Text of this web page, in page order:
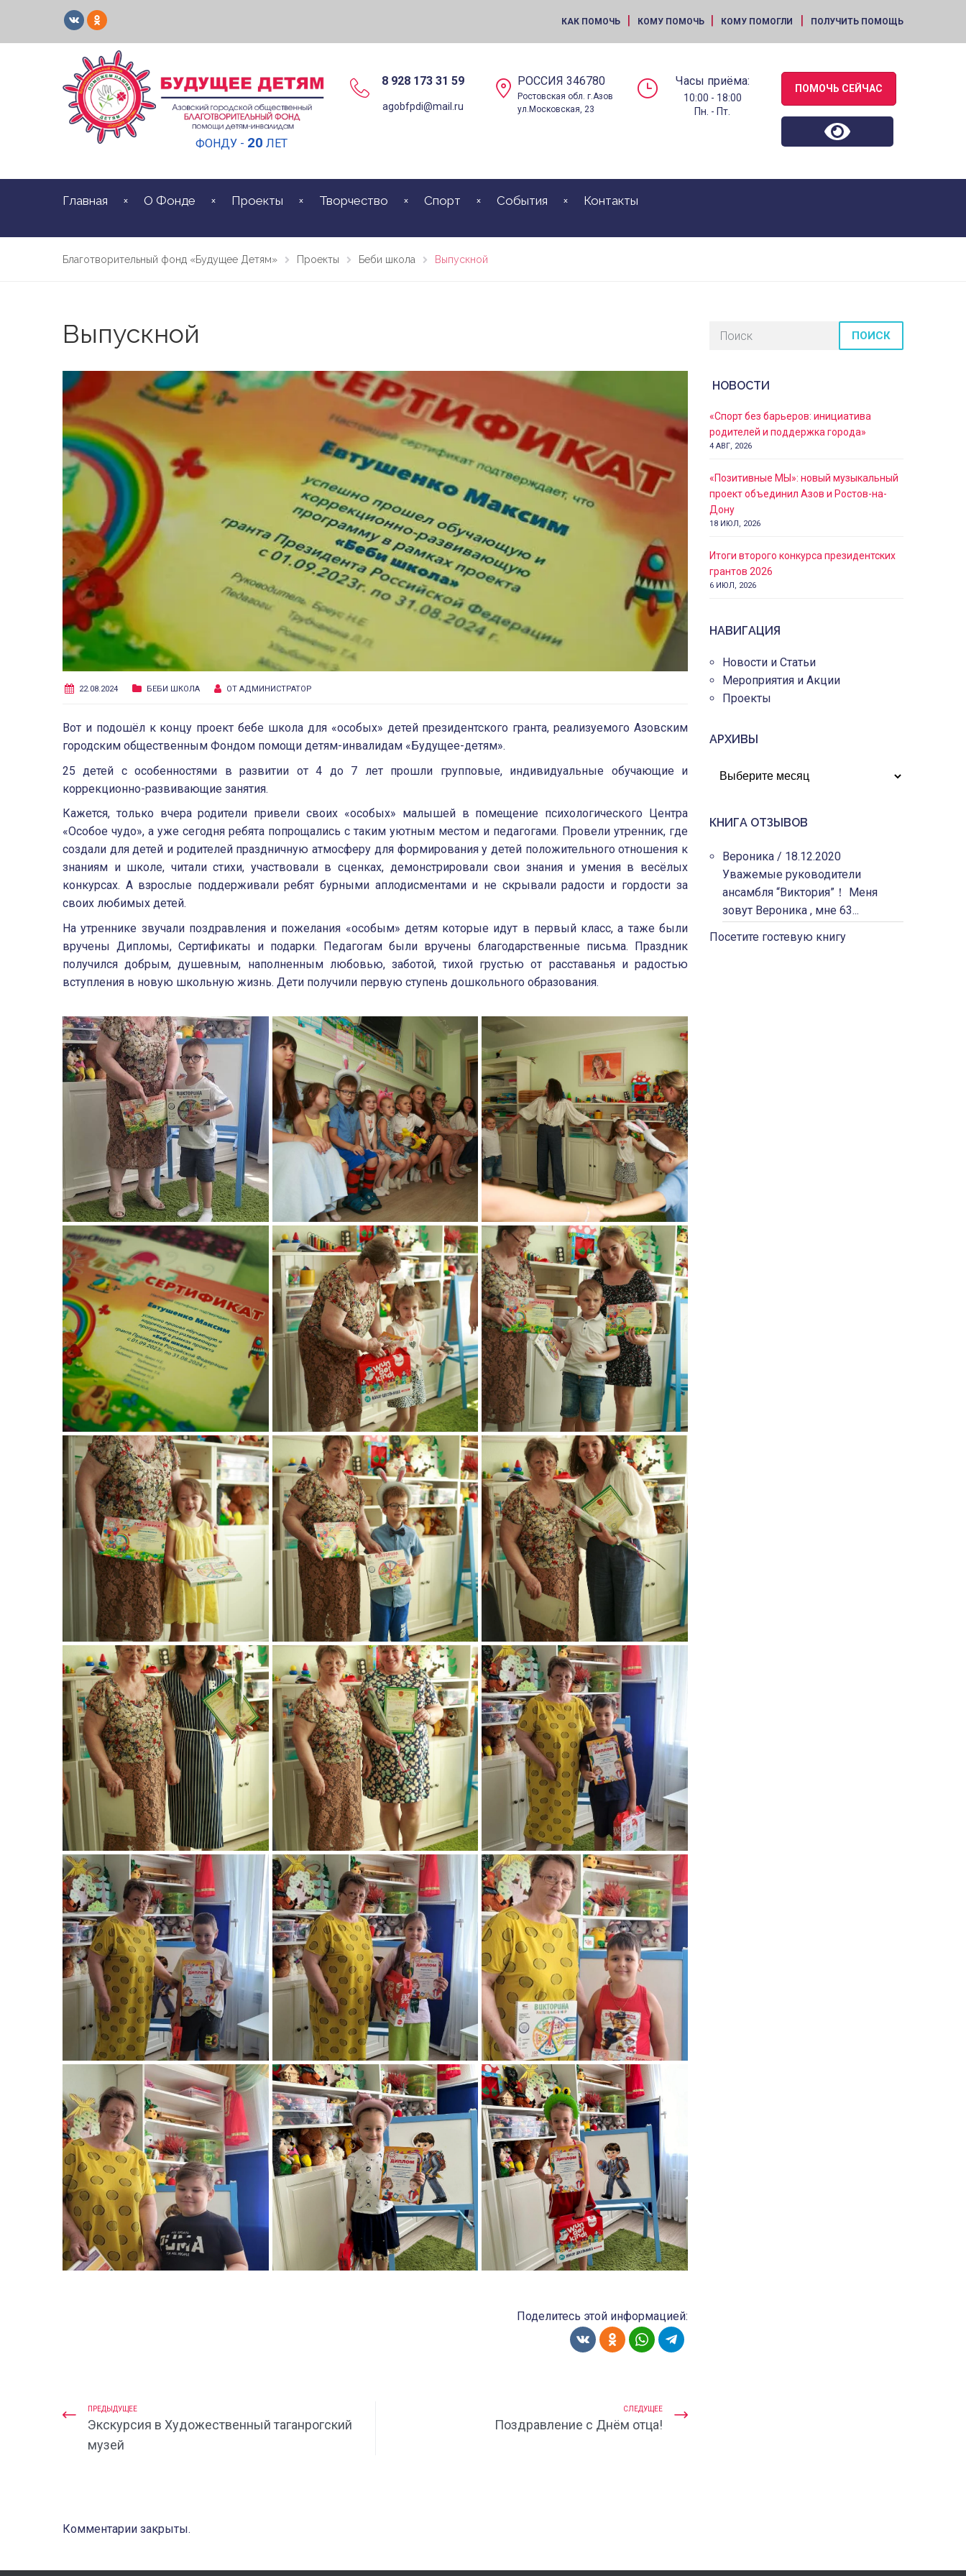
КАК ПОМОЧЬ | КОМУ ПОМОЧЬ | КОМУ ПОМОГЛИ | ПОЛУЧИТЬ ПОМОЩЬ
ФОНДУ - 20 ЛЕТ
8 928 173 31 59
agobfpdi@mail.ru
РОССИЯ 346780
Ростовская обл. г.Азов
ул.Московская, 23
Часы приёма:
10:00 - 18:00
Пн. - Пт.
ПОМОЧЬ СЕЙЧАС
Главная О Фонде Проекты Творчество Спорт События Контакты
Благотворительный фонд «Будущее Детям» Проекты Беби школа Выпускной
Выпускной
22.08.2024 БЕБИ ШКОЛА ОТ АДМИНИСТРАТОР
Вот и подошёл к концу проект бебе школа для «особых» детей президентского гранта, реализуемого Азовским
городским общественным Фондом помощи детям-инвалидам «Будущее-детям».
25 детей с особенностями в развитии от 4 до 7 лет прошли групповые, индивидуальные обучающие и
коррекционно-развивающие занятия.
Кажется, только вчера родители привели своих «особых» малышей в помещение психологического Центра
«Особое чудо», а уже сегодня ребята попрощались с таким уютным местом и педагогами. Провели утренник, где
создали для детей и родителей праздничную атмосферу для формирования у детей положительного отношения к
знаниям и школе, читали стихи, участвовали в сценках, демонстрировали свои знания и умения в весёлых
конкурсах. А взрослые поддерживали ребят бурными аплодисментами и не скрывали радости и гордости за
своих любимых детей.
На утреннике звучали поздравления и пожелания «особым» детям которые идут в первый класс, а таже были
вручены Дипломы, Сертификаты и подарки. Педагогам были вручены благодарственные письма. Праздник
получился добрым, душевным, наполненным любовью, заботой, тихой грустью от расставанья и радостью
вступления в новую школьную жизнь. Дети получили первую ступень дошкольного образования.
Поделитесь этой информацией:
ПРЕДЫДУЩЕЕ
Экскурсия в Художественный таганрогский
музей
СЛЕДУЩЕЕ
Поздравление с Днём отца!
Комментарии закрыты.
ПОИСК
НОВОСТИ
«Спорт без барьеров: инициатива
родителей и поддержка города»
4 АВГ, 2026
«Позитивные МЫ»: новый музыкальный
проект объединил Азов и Ростов-на-
Дону
18 ИЮЛ, 2026
Итоги второго конкурса президентских
грантов 2026
6 ИЮЛ, 2026
НАВИГАЦИЯ
Новости и Статьи
Мероприятия и Акции
Проекты
АРХИВЫ
АРХИВЫ
КНИГА ОТЗЫВОВ
Вероника / 18.12.2020
Уважемые руководители
ансамбля “Виктория”！ Меня
зовут Вероника , мне 63...
Посетите гостевую книгу